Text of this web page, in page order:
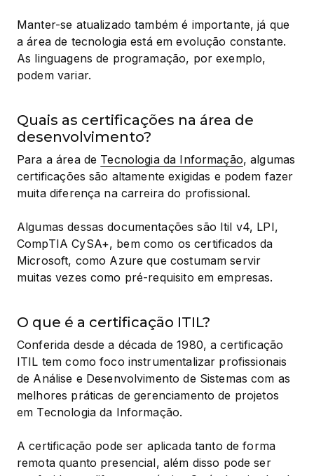
Manter-se atualizado também é importante, já que
a área de tecnologia está em evolução constante.
As linguagens de programação, por exemplo,
podem variar.
Quais as certificações na área de
desenvolvimento?
Para a área de Tecnologia da Informação, algumas
certificações são altamente exigidas e podem fazer
muita diferença na carreira do profissional.
Algumas dessas documentações são Itil v4, LPI,
CompTIA CySA+, bem como os certificados da
Microsoft, como Azure que costumam servir
muitas vezes como pré-requisito em empresas.
O que é a certificação ITIL?
Conferida desde a década de 1980, a certificação
ITIL tem como foco instrumentalizar profissionais
de Análise e Desenvolvimento de Sistemas com as
melhores práticas de gerenciamento de projetos
em Tecnologia da Informação.
A certificação pode ser aplicada tanto de forma
remota quanto presencial, além disso pode ser